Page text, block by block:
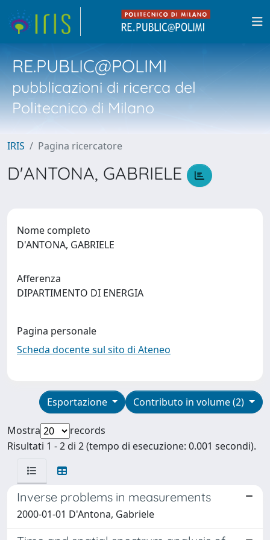
RE.PUBLIC@POLIMI
pubblicazioni di ricerca del
Politecnico di Milano
IRIS Pagina ricercatore
D'ANTONA, GABRIELE
Nome completo
D'ANTONA, GABRIELE
Afferenza
DIPARTIMENTO DI ENERGIA
Pagina personale
Scheda docente sul sito di Ateneo
Contributo in volume (2)
Esportazione
Mostra
records
Risultati 1 - 2 di 2 (tempo di esecuzione: 0.001 secondi).
Inverse problems in measurements
2000-01-01 D'Antona, Gabriele